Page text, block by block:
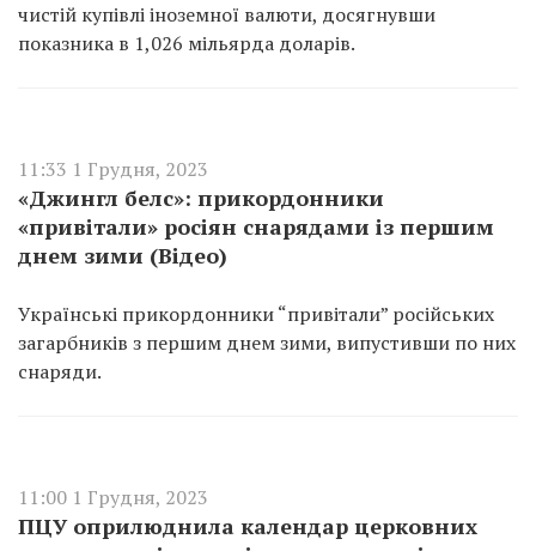
чистій купівлі іноземної валюти, досягнувши
показника в 1,026 мільярда доларів.
11:33 1 Грудня, 2023
«Джингл белс»: прикордонники
«привітали» росіян снарядами із першим
днем зими (Відео)
Українські прикордонники “привітали” російських
загарбників з першим днем зими, випустивши по них
снаряди.
11:00 1 Грудня, 2023
ПЦУ оприлюднила календар церковних